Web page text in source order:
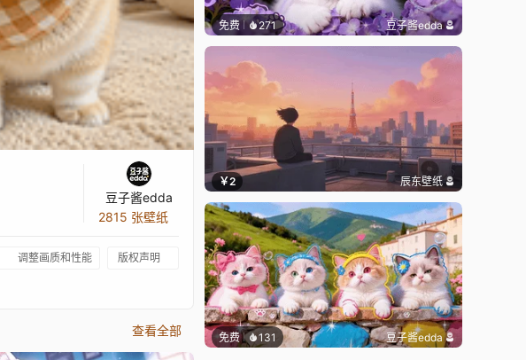
豆子酱edda
2815 张壁纸
调整画质和性能 版权声明
查看全部
免费 271 豆子酱edda
￥2 辰东壁纸
免费 131 豆子酱edda